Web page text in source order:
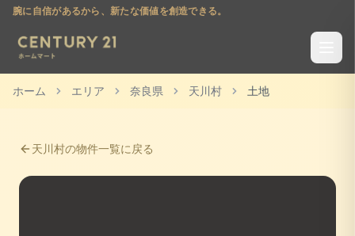
腕に自信があるから、新たな価値を創造できる。
ホーム エリア 奈良県 天川村 土地
天川村の物件一覧に戻る